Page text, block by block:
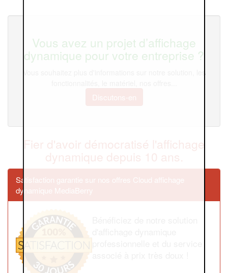
Vous avez un projet d’affichage
dynamique pour votre entreprise ?
Vous souhaitez plus d'informations sur notre solution, les
Discutons-en
Fier d'avoir démocratisé l'affichage
dynamique depuis 10 ans.
Satisfaction garantie sur nos offres Cloud affichage
dynamique MediaBerry